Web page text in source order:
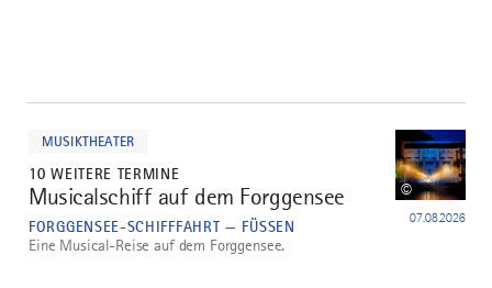
MUSIKTHEATER
10 WEITERE TERMINE
1
Musicalschiff auf dem Forggensee
FORGGENSEE-SCHIFFFAHRT — FÜSSEN 07.08.2026
©
Eine Musical-Reise auf dem Forggensee.